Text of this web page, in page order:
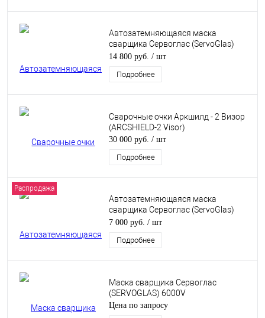
Автозатемняющаяся маска
сварщика Сервоглас (ServoGlas)
5000AL
14 800 руб. / шт
Подробнее
Cварочные очки Аркшилд - 2 Визор
(ARCSHIELD-2 Visor)
30 000 руб. / шт
Подробнее
Распродажа
Автозатемняющаяся маска
сварщика Сервоглас (ServoGlas)
4000V
7 000 руб. / шт
Подробнее
Маска сварщика Сервоглас
(SERVOGLAS) 6000V
Цена по запросу